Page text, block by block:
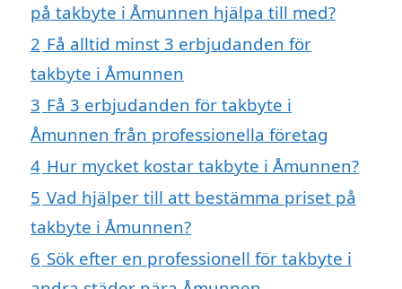
på takbyte i Åmunnen hjälpa till med?
2 Få alltid minst 3 erbjudanden för
takbyte i Åmunnen
3 Få 3 erbjudanden för takbyte i
Åmunnen från professionella företag
4 Hur mycket kostar takbyte i Åmunnen?
5 Vad hjälper till att bestämma priset på
takbyte i Åmunnen?
6 Sök efter en professionell för takbyte i